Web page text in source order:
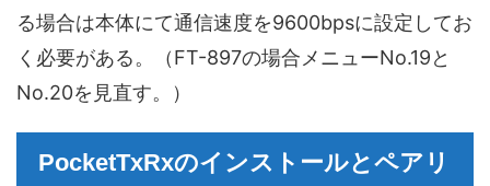
る場合は本体にて通信速度を9600bpsに設定してお
く必要がある。（FT-897の場合メニューNo.19と
No.20を見直す。）
PocketTxRxのインストールとペアリ